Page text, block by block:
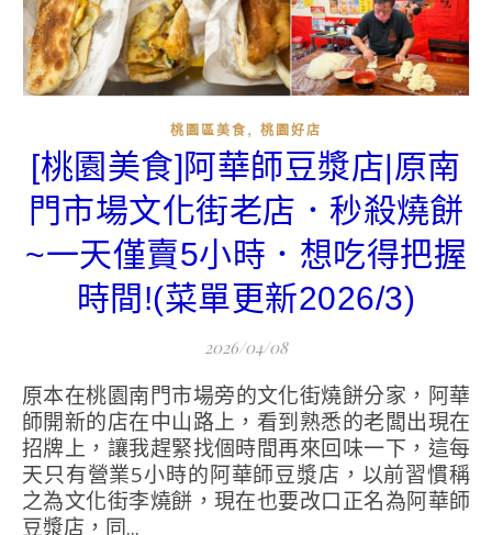
桃園區美食 , 桃園好店
[桃園美食]阿華師豆漿店|原南
門市場文化街老店．秒殺燒餅
~一天僅賣5小時．想吃得把握
時間!(菜單更新2026/3)
2026/04/08
原本在桃園南門市場旁的文化街燒餅分家，阿華
師開新的店在中山路上，看到熟悉的老闆出現在
招牌上，讓我趕緊找個時間再來回味一下，這每
天只有營業5小時的阿華師豆漿店，以前習慣稱
之為文化街李燒餅，現在也要改口正名為阿華師
豆漿店，同...